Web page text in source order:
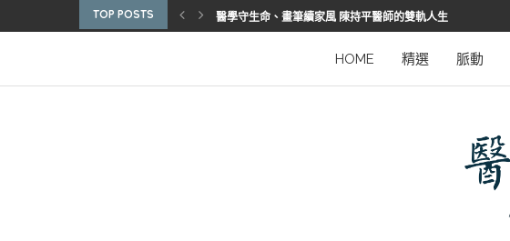
TOP POSTS 醫學守生命、畫筆續家風 陳持平醫師的雙軌人生
2025優秀護理人員表揚 看見疫後醫護堅韌
從臨床到國際舞台 江秉穎醫師的睡眠醫學之路
陳曾基院長：從紅榜少年到偏鄉醫院守望者
臺灣腦健康協會學術研討會 腦疾權威重磅登場
HOME 精選 脈動